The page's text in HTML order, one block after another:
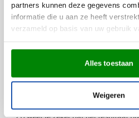
partners kunnen deze gegevens
informatie die u aan ze heeft
verzameld op basis van uw gebruik
Alles toestaan
Weigeren
De bedrukking op het polyester
een professionele uitstraling die
blijft. Laat jouw logo stralen op
Gratis digitaal
bedrukte rugzak
Wil je vooraf zien hoe jouw logo